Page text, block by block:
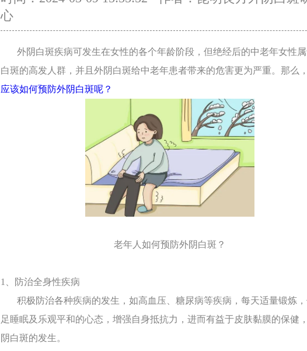
心
外阴白斑疾病可发生在女性的各个年龄阶段，但绝经后的中老年女性属
白斑的高发人群，并且外阴白斑给中老年患者带来的危害更为严重。那么，
应该如何预防外阴白斑呢？
老年人如何预防外阴白斑？
1、防治全身性疾病
积极防治各种疾病的发生，如高血压、糖尿病等疾病，每天适量锻炼
足睡眠及乐观平和的心态，增强自身抵抗力，进而有益于皮肤黏膜的保健
阴白斑的发生。